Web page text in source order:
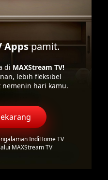
Appspamit.
di MAXStream TV!
lebih fleksibel
hari kamu.
IndiHome TV
MAXStream TV